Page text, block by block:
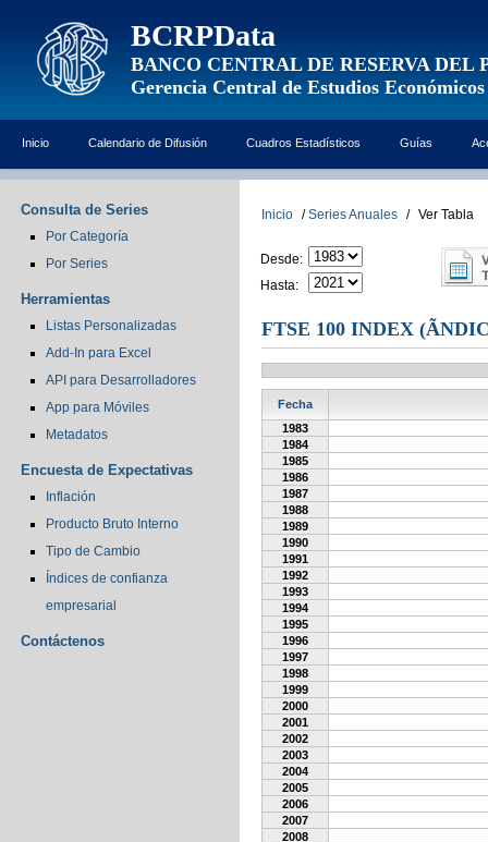
BCRPData
BANCO CENTRAL DE RESERVA DEL
Gerencia Central de Estudios Económicos
Inicio Calendario de Difusión Cuadros Estadísticos Guías
Consulta de Series
Por Categoría
Por Series
Herramientas
Listas Personalizadas
Add-In para Excel
API para Desarrolladores
App para Móviles
Metadatos
Encuesta de Expectativas
Inflación
Producto Bruto Interno
Tipo de Cambio
Índices de confianza
empresarial
Contáctenos
Inicio / Series Anuales / Ver Tabla
Desde:
Hasta:
FTSE 100 INDEX
Fecha
1983
1984
1985
1986
1987
1988
1989
1990
1991
1992
1993
1994
1995
1996
1997
1998
1999
2000
2001
2002
2003
2004
2005
2006
2007
2008